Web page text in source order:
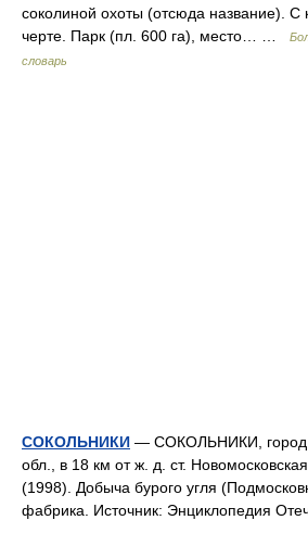
соколиной охоты (отсюда название). С
черте. Парк (пл. 600 га), место… …
словарь
СОКОЛЬНИКИ — СОКОЛЬНИКИ, город
обл., в 18 км от ж. д. ст.
(1998). Добыча бурого угля
фабрика. Источник: Энциклопедия